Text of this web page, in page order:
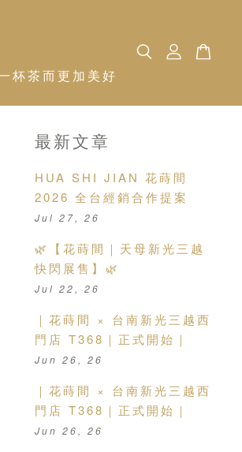
杯茶而更加美好
最新文章
HUA SHI JIAN 花蒔間
2026 全台經銷合作提案
Jul 27, 26
🌿【花蒔間｜天母新光三越
快閃展售】🌿
Jul 22, 26
｜花蒔間 × 台南新光三越西
門店 T368｜正式開始｜
Jun 26, 26
｜花蒔間 × 台南新光三越西
門店 T368｜正式開始｜
Jun 26, 26